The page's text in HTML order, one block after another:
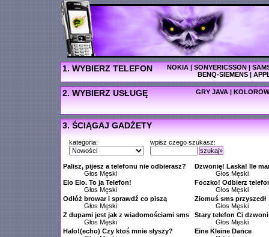
1. WYBIERZ TELEFON NOKIA|SONYERICSSON|
BENQ-SIEMENS|
2. WYBIERZ USŁUGĘ GRY JAVA |
3. ŚCIĄGAJ GADŻETY
kategoria:
wpisz czego szukasz:
szukaj»
Palisz, pijesz a telefonu nie odbierasz?
Głos Męski
Dzwonię! Laska! Ile
Głos Męski
Elo Elo. To ja Telefon!
Głos Męski
Foczko! Odbierz
Głos Męski
Odłóż browar i sprawdź co piszą
Głos Męski
Ziomuś sms przyszedł
Głos Męski
Z dupami jest jak z wiadomościami sms
Głos Męski
Stary telefon Ci
Głos Męski
Halo!(echo) Czy ktoś mnie słyszy?
Eine Kleine Dance